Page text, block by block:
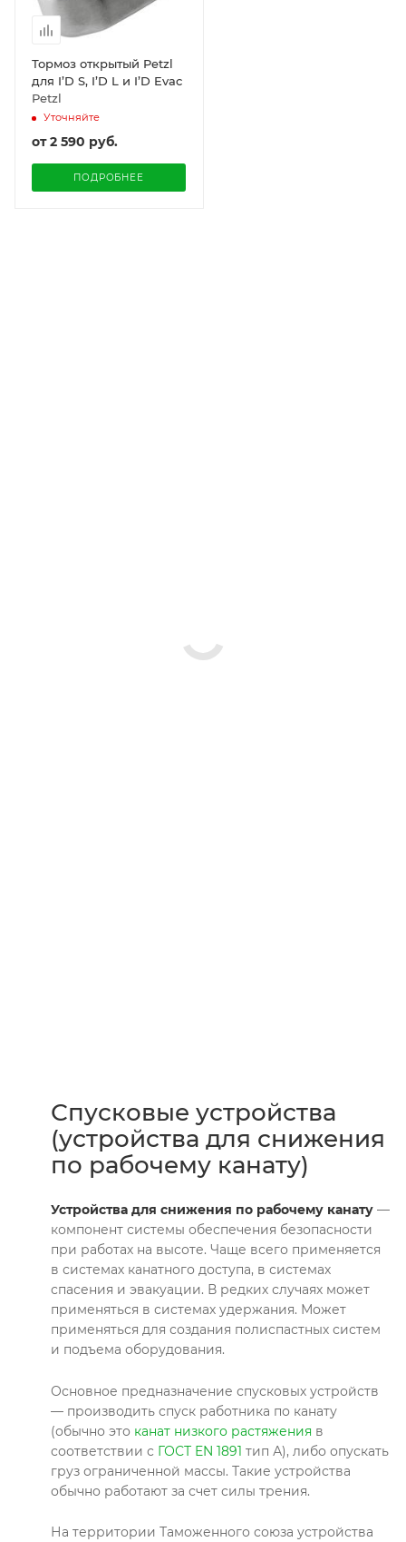
Тормоз открытый Petzl
для I’D S, I’D L и I’D Evac
Petzl
Уточняйте
от2 590 руб.
ПОДРОБНЕЕ
Спусковые устройства
(устройства для снижения
по рабочему канату)
Устройства для снижения по рабочему канату —
компонент системы обеспечения безопасности
при работах на высоте. Чаще всего применяется
в системах канатного доступа, в системах
спасения и эвакуации. В редких случаях может
применяться в системах удержания. Может
применяться для создания полиспастных систем
и подъема оборудования.
Основное предназначение спусковых устройств
— производить спуск работника по канату
(обычно это канат низкого растяжения в
соответствии с ГОСТ EN 1891 тип А), либо опускать
груз ограниченной массы. Такие устройства
обычно работают за счет силы трения.
На территории Таможенного союза устройства